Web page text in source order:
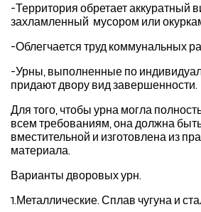
-Территория обретает аккуратный
захламленный мусором или
-Облегчается труд коммунальных
-Урны, выполненные по
придают двору вид завершенности.
Для того, чтобы урна могла
всем требованиям, она должна
вместительной и изготовлена из
материала.
Варианты дворовых урн.
1.Металлические. Сплав чугуна и